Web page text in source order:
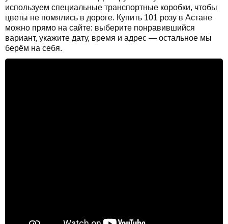
используем специальные транспортные коробки, чтобы
цветы не помялись в дороге. Купить 101 розу в Астане
можно прямо на сайте: выберите понравившийся
вариант, укажите дату, время и адрес — остальное мы
берём на себя.